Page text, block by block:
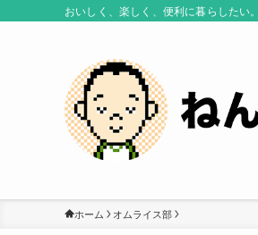
おいしく、楽しく、便利に暮らしたい。
ホーム オムライス部